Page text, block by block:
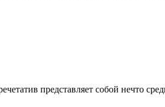
пpедставляет собой нечто